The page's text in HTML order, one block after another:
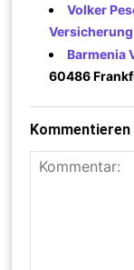
Volker
Versicherung
Barmenia
60486